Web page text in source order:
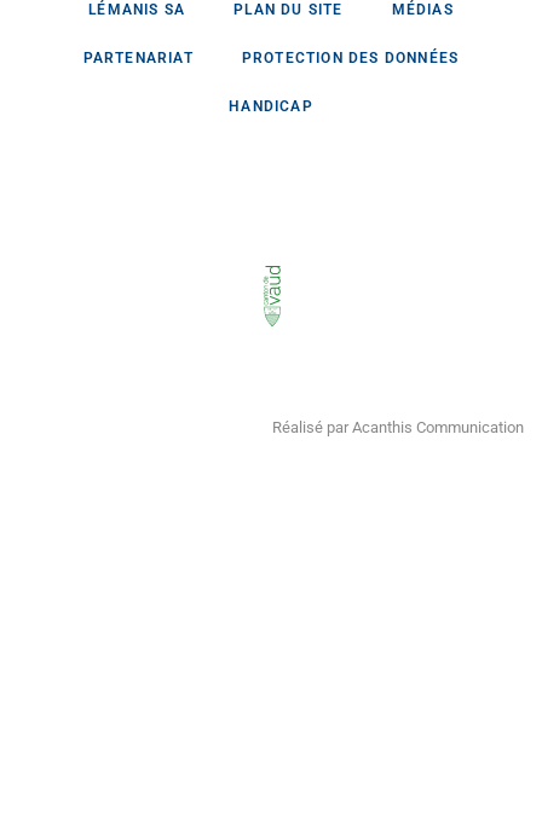
LÉMANIS SA PLAN DU SITE MÉDIAS
PARTENARIAT PROTECTION DES DONNÉES
HANDICAP
Réalisé par Acanthis Communication